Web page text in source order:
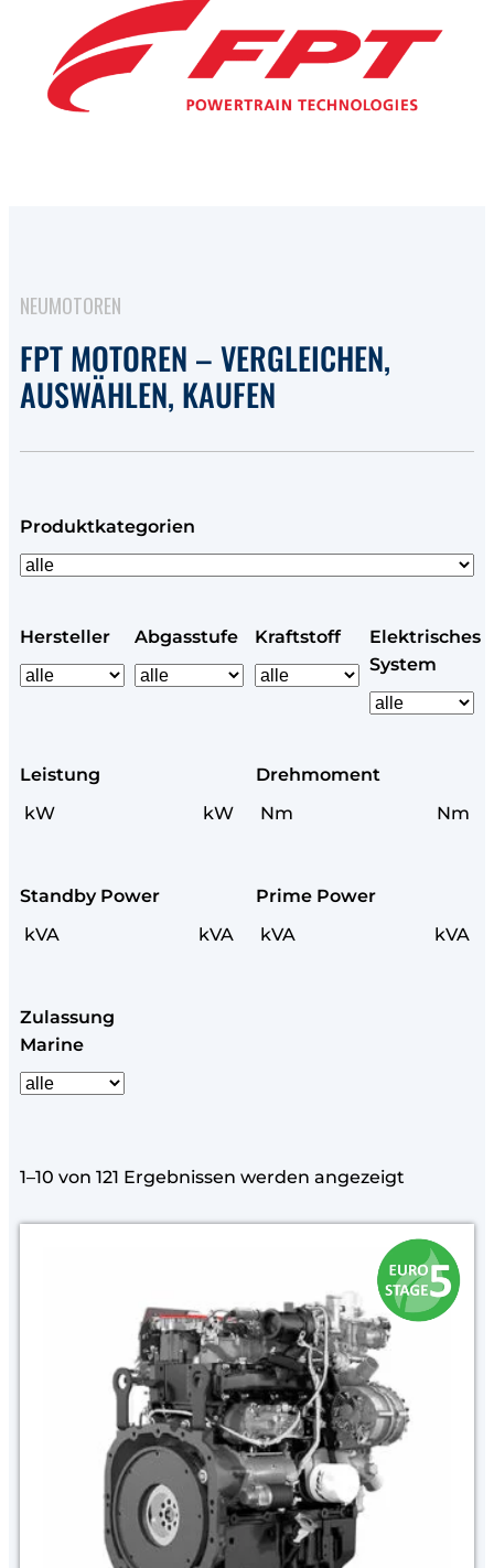
NEUMOTOREN
FPT MOTOREN – VERGLEICHEN,
AUSWÄHLEN, KAUFEN
Produktkategorien
Hersteller Abgasstufe Kraftstoff
Elektrisches
System
Leistung
kW
kW
Drehmoment
Nm
Nm
Standby Power
kVA
kVA
Prime Power
kVA
kVA
Zulassung
Marine
1–10 von 121 Ergebnissen werden angezeigt